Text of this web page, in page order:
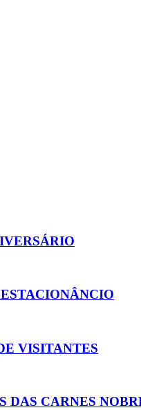
VISITANTES
DAS CARNES